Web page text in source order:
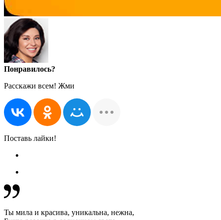
Понравилось?
Расскажи всем! Жми
Поставь лайки!
Ты мила и красива, уникальна, нежна,